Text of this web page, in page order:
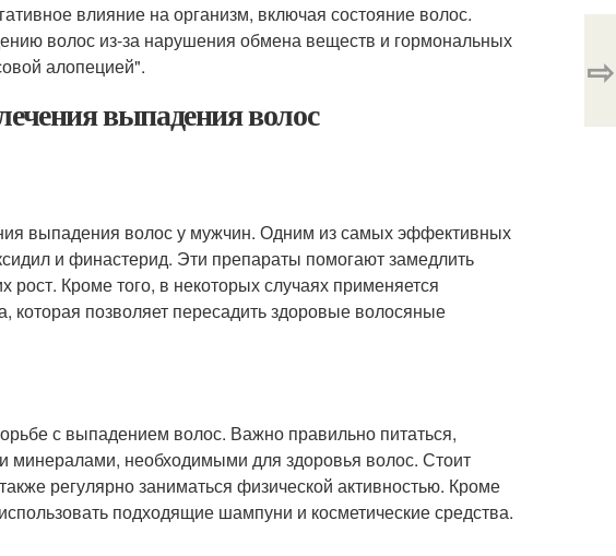
влияние на организм, включая состояние волос.
волос из-за нарушения обмена веществ и гормональных
алопецией".
выпадения волос
выпадения волос у мужчин. Одним из самых эффективных
и финастерид. Эти препараты помогают замедлить
Кроме того, в некоторых случаях применяется
которая позволяет пересадить здоровые волосяные
с выпадением волос. Важно правильно питаться,
минералами, необходимыми для здоровья волос. Стоит
регулярно заниматься физической активностью. Кроме
подходящие шампуни и косметические средства.
⇨